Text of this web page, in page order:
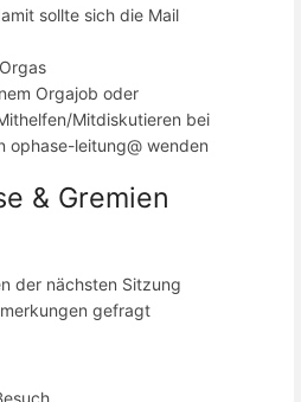
sollte sich die Mail
Orgajob oder
Mitdiskutieren bei
ophase-leitung@ wenden
& Gremien
der nächsten Sitzung
gefragt